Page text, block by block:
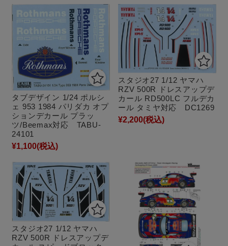
タブデザイン 1/24 ポルシ
ェ 953 1984 パリダカ オプ
ションデカール プラッ
ツ/Beemax対応 TABU-
24101
¥1,100(税込)
スタジオ27 1/12 ヤマハ
RZV 500R ドレスアップデ
カール RD500LC フルデカ
ール タミヤ対応 DC1269
¥2,200(税込)
スタジオ27 1/12 ヤマハ
RZV 500R ドレスアップデ